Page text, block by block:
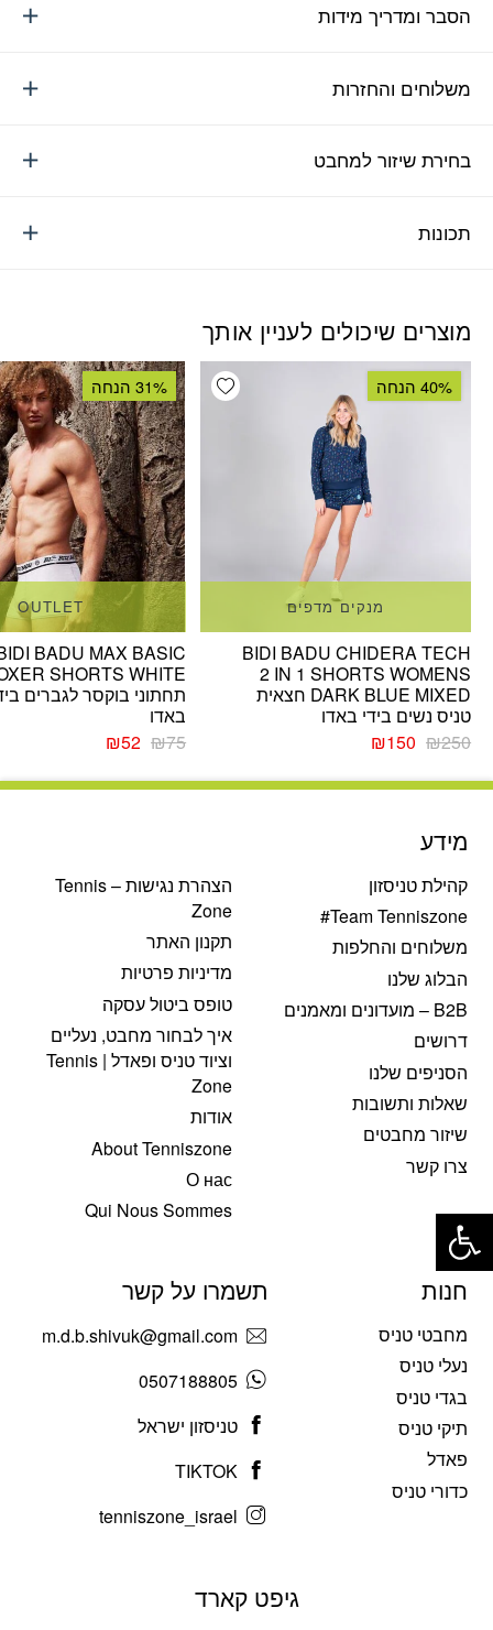
הסבר ומדריך מידות
משלוחים והחזרות
בחירת שיזור למחבט
תכונות
מוצרים שיכולים לעניין אותך
Add wishlist 40% הנחה
מנקים מדפים
BIDI BADU CHIDERA TECH
2 IN 1 SHORTS WOMENS
DARK BLUE MIXED חצאית
טניס נשים בידי באדו
₪250
המחיר
היה:
₪150
המחיר
הוא:
31% הנחה
OUTLET
BADU MAX BASIC
SHORTS WHITE
תחתוני בוקסר לגברים
באדו
₪75
המחיר
היה:
₪52 המחיר
הוא:
מידע
קהילת טניסזון
Team Tenniszone#
משלוחים והחלפות
הבלוג שלנו
B2B – מועדונים ומאמנים
דרושים
הסניפים שלנו
שאלות ותשובות
שיזור מחבטים
צרו קשר
הצהרת נגישות – Tennis
Zone
תקנון האתר
מדיניות פרטיות
טופס ביטול עסקה
איך לבחור מחבט, נעליים
וציוד טניס ופאדל | Tennis
Zone
אודות
About Tenniszone
О нас
Qui Nous Sommes
חנות
מחבטי טניס
נעלי טניס
בגדי טניס
תיקי טניס
פאדל
כדורי טניס
תשמרו על קשר
m.d.b.shivuk@gmail.com
0507188805
טניסזון ישראל
TIKTOK
tenniszone_israel
גיפט קארד
פתח סרגל נגישות